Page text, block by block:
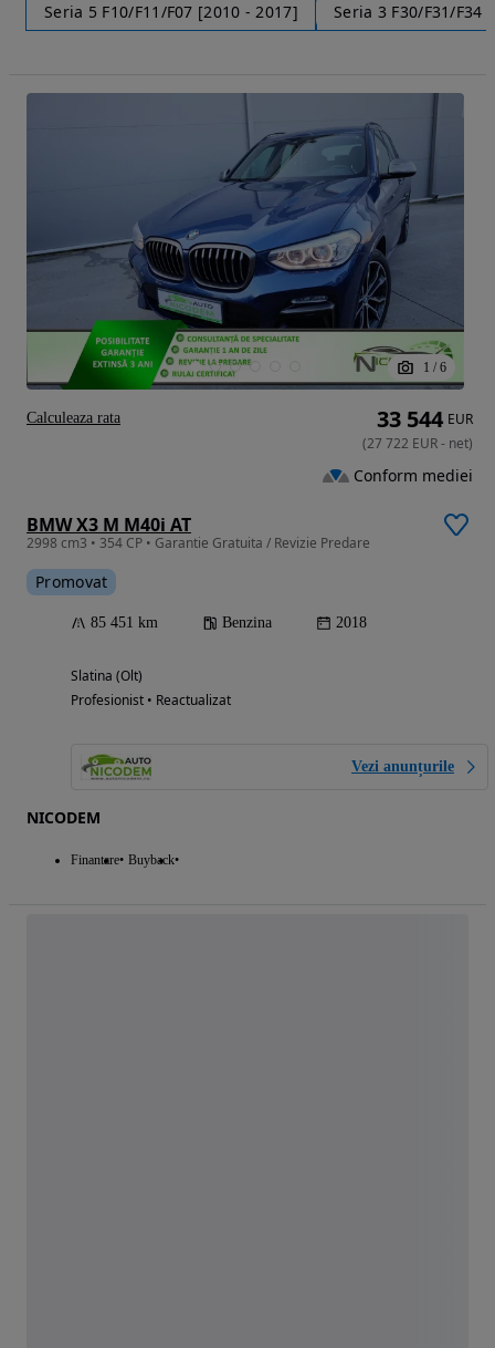
Seria 5 F10/F11/F07 [2010 - 2017] Seria 3 F30/F31/F34
1 / 6
BMW X3 M M40i AT
2998 cm3 • 354 CP • Garantie Gratuita / Revizie Predare
Promovat
85 451 km Benzina 2018
Slatina (Olt)
Profesionist • Reactualizat
Vezi anunțurile
NICODEM
Finantare Buyback
33 544 EUR
(27 722 EUR- net)
Conform mediei
Calculeaza rata